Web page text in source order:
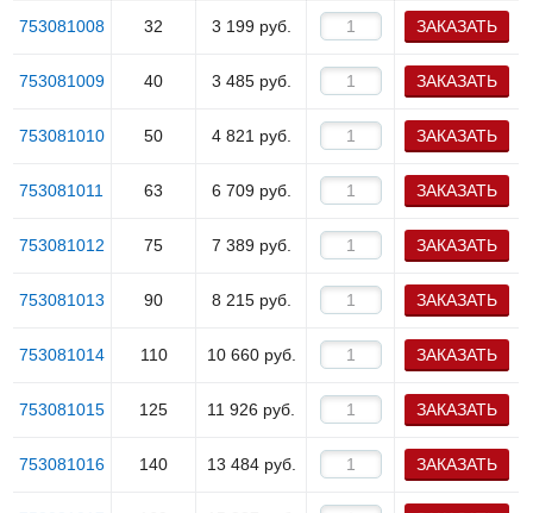
753081008 32 3 199руб. ЗАКАЗАТЬ
753081009 40 3 485руб. ЗАКАЗАТЬ
753081010 50 4 821руб. ЗАКАЗАТЬ
753081011 63 6 709руб. ЗАКАЗАТЬ
753081012 75 7 389руб. ЗАКАЗАТЬ
753081013 90 8 215руб. ЗАКАЗАТЬ
753081014 110 10 660руб. ЗАКАЗАТЬ
753081015 125 11 926 руб. ЗАКАЗАТЬ
753081016 140 13 484руб. ЗАКАЗАТЬ